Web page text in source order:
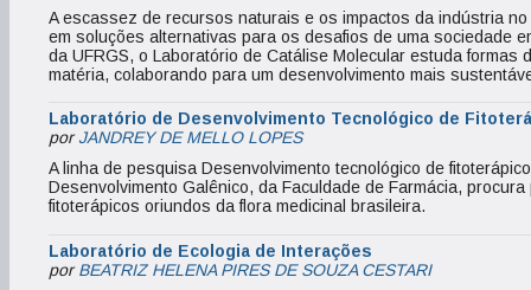
A escassez de recursos naturais e os impactos da indústria
em soluções alternativas para os desafios de uma sociedade
da UFRGS, o Laboratório de Catálise Molecular estuda
matéria, colaborando para um desenvolvimento mais
Laboratório de Desenvolvimento Tecnológico de
porJANDREY DE MELLO LOPES
A linha de pesquisa Desenvolvimento tecnológico de
Desenvolvimento Galênico, da Faculdade de Farmácia,
fitoterápicos oriundos da flora medicinal brasileira.
Laboratório de Ecologia de Interações
porBEATRIZ HELENA PIRES DE SOUZA CESTARI